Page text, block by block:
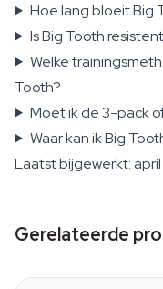
Hoe lang bloeit Big
Is Big Tooth
Welke
Tooth?
Moet ik de 3-pack
Waar kan ik Big
Laatst bijgewerkt:
Gerelateerde